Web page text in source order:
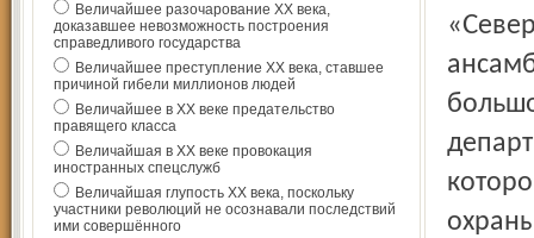
Величайшее разочарование ХХ века,
доказавшее невозможность построения
справедливого государства
Величайшее преступление ХХ века, ставшее
причиной гибели миллионов людей
Величайшее в ХХ веке предательство
правящего класса
Величайшая в ХХ веке провокация
иностранных спецслужб
Величайшая глупость ХХ века, поскольку
участники революций не осознавали последствий
ими совершённого
«Северный край» забил тревогу. Эти постройки входят в